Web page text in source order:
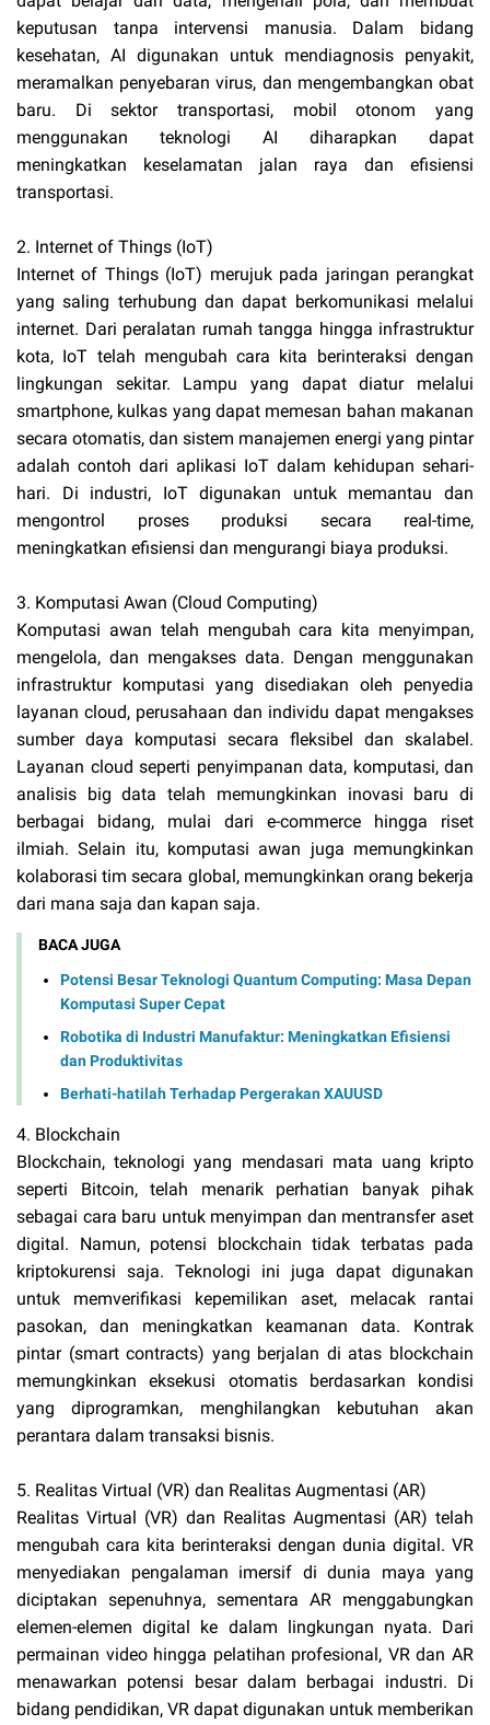
keputusan tanpa intervensi manusia. Dalam bidang
kesehatan, AI digunakan untuk mendiagnosis penyakit,
meramalkan penyebaran virus, dan mengembangkan obat
baru. Di sektor transportasi, mobil otonom yang
menggunakan teknologi AI diharapkan dapat
meningkatkan keselamatan jalan raya dan efisiensi
transportasi.
2. Internet of Things (IoT)
Internet of Things (IoT) merujuk pada jaringan perangkat
yang saling terhubung dan dapat berkomunikasi melalui
internet. Dari peralatan rumah tangga hingga infrastruktur
kota, IoT telah mengubah cara kita berinteraksi dengan
lingkungan sekitar. Lampu yang dapat diatur melalui
smartphone, kulkas yang dapat memesan bahan makanan
secara otomatis, dan sistem manajemen energi yang pintar
adalah contoh dari aplikasi IoT dalam kehidupan sehari-
hari. Di industri, IoT digunakan untuk memantau dan
mengontrol proses produksi secara real-time,
meningkatkan efisiensi dan mengurangi biaya produksi.
3. Komputasi Awan (Cloud Computing)
Komputasi awan telah mengubah cara kita menyimpan,
mengelola, dan mengakses data. Dengan menggunakan
infrastruktur komputasi yang disediakan oleh penyedia
layanan cloud, perusahaan dan individu dapat mengakses
sumber daya komputasi secara fleksibel dan skalabel.
Layanan cloud seperti penyimpanan data, komputasi, dan
analisis big data telah memungkinkan inovasi baru di
berbagai bidang, mulai dari e-commerce hingga riset
ilmiah. Selain itu, komputasi awan juga memungkinkan
kolaborasi tim secara global, memungkinkan orang bekerja
dari mana saja dan kapan saja.
BACA JUGA
Potensi Besar Teknologi Quantum Computing: Masa Depan
Komputasi Super Cepat
Robotika di Industri Manufaktur: Meningkatkan Efisiensi
dan Produktivitas
Berhati-hatilah Terhadap Pergerakan XAUUSD
4. Blockchain
Blockchain, teknologi yang mendasari mata uang kripto
seperti Bitcoin, telah menarik perhatian banyak pihak
sebagai cara baru untuk menyimpan dan mentransfer aset
digital. Namun, potensi blockchain tidak terbatas pada
kriptokurensi saja. Teknologi ini juga dapat digunakan
untuk memverifikasi kepemilikan aset, melacak rantai
pasokan, dan meningkatkan keamanan data. Kontrak
pintar (smart contracts) yang berjalan di atas blockchain
memungkinkan eksekusi otomatis berdasarkan kondisi
yang diprogramkan, menghilangkan kebutuhan akan
perantara dalam transaksi bisnis.
5. Realitas Virtual (VR) dan Realitas Augmentasi (AR)
Realitas Virtual (VR) dan Realitas Augmentasi (AR) telah
mengubah cara kita berinteraksi dengan dunia digital. VR
menyediakan pengalaman imersif di dunia maya yang
diciptakan sepenuhnya, sementara AR menggabungkan
elemen-elemen digital ke dalam lingkungan nyata. Dari
permainan video hingga pelatihan profesional, VR dan AR
menawarkan potensi besar dalam berbagai industri. Di
bidang pendidikan, VR dapat digunakan untuk memberikan